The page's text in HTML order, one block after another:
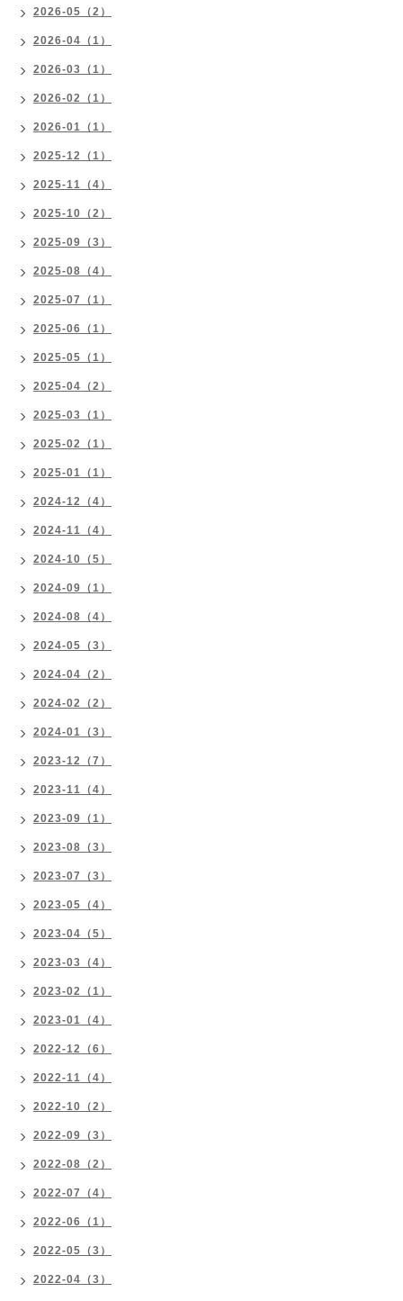
2026-05（2）
2026-04（1）
2026-03（1）
2026-02（1）
2026-01（1）
2025-12（1）
2025-11（4）
2025-10（2）
2025-09（3）
2025-08（4）
2025-07（1）
2025-06（1）
2025-05（1）
2025-04（2）
2025-03（1）
2025-02（1）
2025-01（1）
2024-12（4）
2024-11（4）
2024-10（5）
2024-09（1）
2024-08（4）
2024-05（3）
2024-04（2）
2024-02（2）
2024-01（3）
2023-12（7）
2023-11（4）
2023-09（1）
2023-08（3）
2023-07（3）
2023-05（4）
2023-04（5）
2023-03（4）
2023-02（1）
2023-01（4）
2022-12（6）
2022-11（4）
2022-10（2）
2022-09（3）
2022-08（2）
2022-07（4）
2022-06（1）
2022-05（3）
2022-04（3）